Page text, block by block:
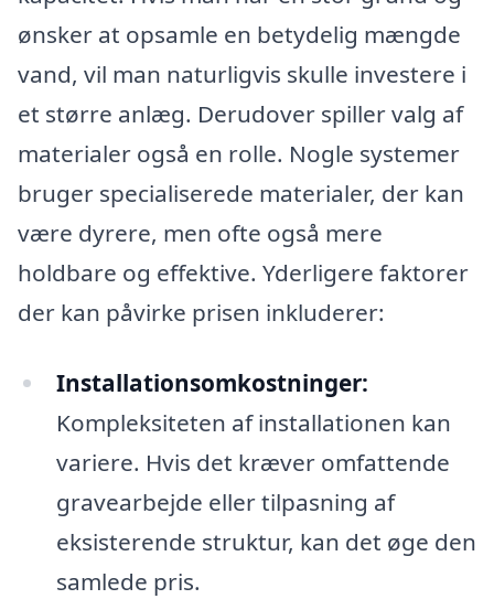
ønsker at opsamle en betydelig mængde
vand, vil man naturligvis skulle investere i
et større anlæg. Derudover spiller valg af
materialer også en rolle. Nogle systemer
bruger specialiserede materialer, der kan
være dyrere, men ofte også mere
holdbare og effektive. Yderligere faktorer
der kan påvirke prisen inkluderer:
Installationsomkostninger:
Kompleksiteten af installationen kan
variere. Hvis det kræver omfattende
gravearbejde eller tilpasning af
eksisterende struktur, kan det øge den
samlede pris.